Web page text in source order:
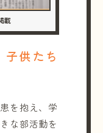
載
子供たち
を抱え、学
な部活動を